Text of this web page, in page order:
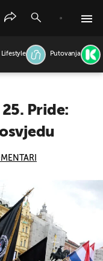
Lifestyle Putovanja
Pride: